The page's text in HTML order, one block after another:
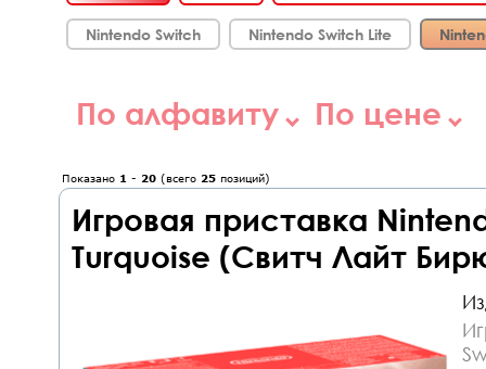
Nintendo Switch Nintendo Switch Lite
По алфавиту По цене
Показано 1 - 20 (всего 25 позиций)
Игровая приставка
Turquoise (Свитч Лайт